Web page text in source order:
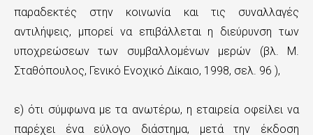
παραδεκτές στην κοινωνία και τις συναλλαγές
αντιλήψεις, μπορεί να επιβάλλεται η διεύρυνση των
υποχρεώσεων των συμβαλλομένων μερών (βλ. Μ.
Σταθόπουλος, Γενικό Ενοχικό Δίκαιο, 1998, σελ. 96 ),
ε) ότι σύμφωνα με τα ανωτέρω, η εταιρεία οφείλει να
παρέχει ένα εύλογο διάστημα, μετά την έκδοση